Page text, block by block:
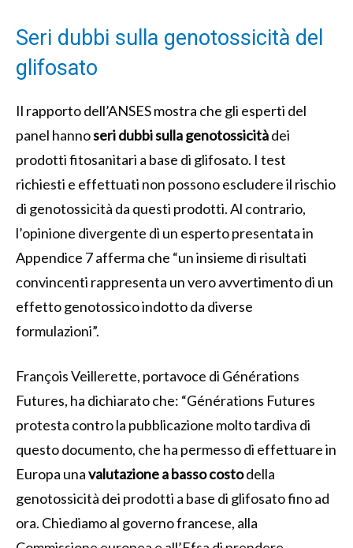
Seri dubbi sulla genotossicità del
glifosato
Il rapporto dell’ANSES mostra che gli esperti del
panel hannoseri dubbi sulla genotossicitàdei
prodotti fitosanitari a base di glifosato. I test
richiesti e effettuati non possono escludere il rischio
di genotossicità da questi prodotti. Al contrario,
l’opinione divergente di un esperto presentata in
Appendice 7 afferma che “un insieme di risultati
convincenti rappresenta un vero avvertimento di un
effetto genotossico indotto da diverse
formulazioni”.
François Veillerette, portavoce di Générations
Futures, ha dichiarato che: “Générations Futures
protesta contro la pubblicazione molto tardiva di
questo documento, che ha permesso di effettuare in
Europa unavalutazione a basso costodella
genotossicità dei prodotti a base di glifosato fino ad
ora. Chiediamo al governo francese, alla